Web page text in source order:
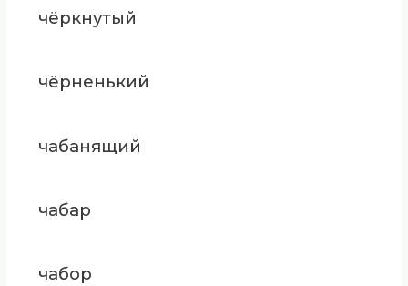
чёркнутый
чёрненький
чабанящий
чабар
чабор